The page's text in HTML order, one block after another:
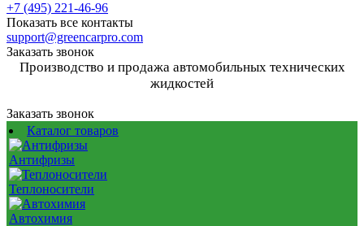
+7 (495) 221-46-96
Показать все контакты
support@greencarpro.com
Заказать звонок
Производство и продажа автомобильных технических
жидкостей
Заказать звонок
Каталог товаров
Антифризы
Теплоносители
Автохимия